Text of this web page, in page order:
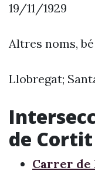
19/11/1929
Altres noms,
Llobregat;
de Cortit
Carrer de